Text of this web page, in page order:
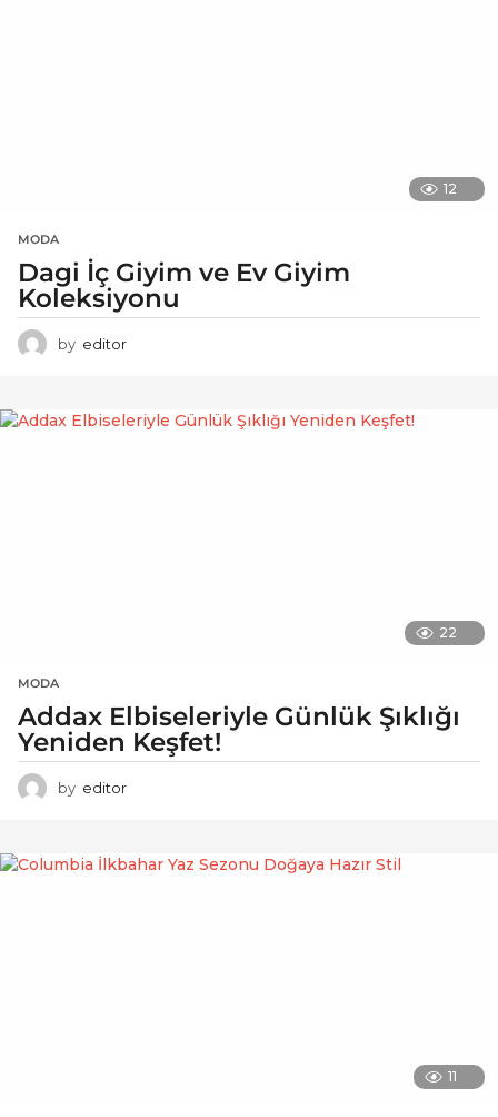
12
MODA
Dagi İç Giyim ve Ev Giyim
Koleksiyonu
by editor
22
MODA
Addax Elbiseleriyle Günlük Şıklığı
Yeniden Keşfet!
by editor
11